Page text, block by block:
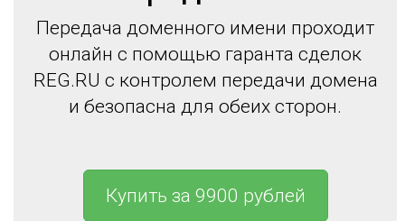
Передача доменного имени проходит
онлайн с помощью гаранта сделок
REG.RU с контролем передачи домена
и безопасна для обеих сторон.
Купить за 9900 рублей